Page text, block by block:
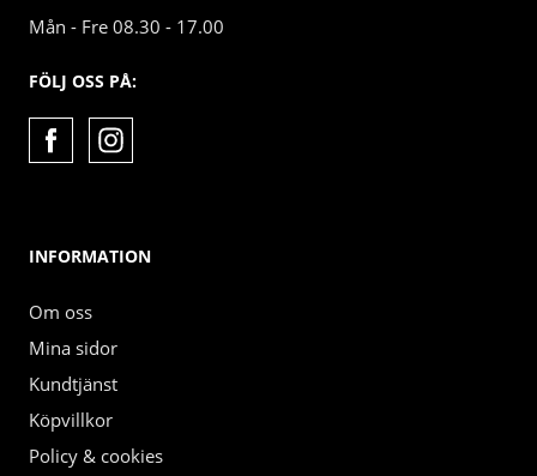
Mån - Fre 08.30 - 17.00
FÖLJ OSS PÅ:
INFORMATION
Om oss
Mina sidor
Kundtjänst
Köpvillkor
Policy & cookies